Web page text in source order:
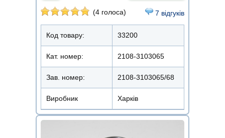
(4 голоса) 7 відгуків
Код товару: 33200
Кат. номер: 2108-3103065
Зав. номер: 2108-3103065/68
Виробник Харків